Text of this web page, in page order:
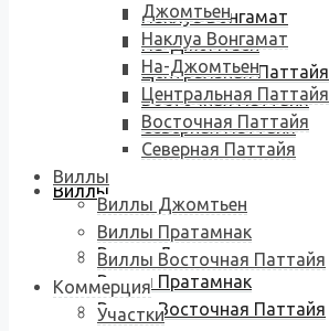
Наклуа Вонгамат
На-Джомтьен
Центральная Паттайя
Восточная Паттайя
Северная Паттайя
Виллы
Виллы Джомтьен
Виллы Пратамнак
Виллы Восточная Паттайя
Джомтьен
Наклуа Вонгамат
На-Джомтьен
Центральная Паттайя
Восточная Паттайя
Северная Паттайя
Виллы
Виллы Джомтьен
Виллы Пратамнак
Виллы Восточная Паттайя
Коммерция
Участки